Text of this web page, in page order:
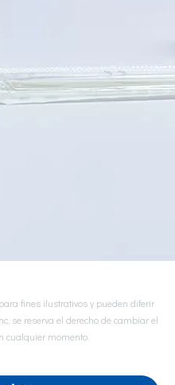
fines ilustrativos y pueden diferir
se reserva el derecho de cambiar el
cualquier momento.